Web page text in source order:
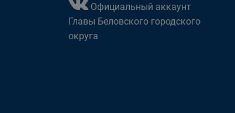
Официальный аккаунт
Главы Беловского городского
округа